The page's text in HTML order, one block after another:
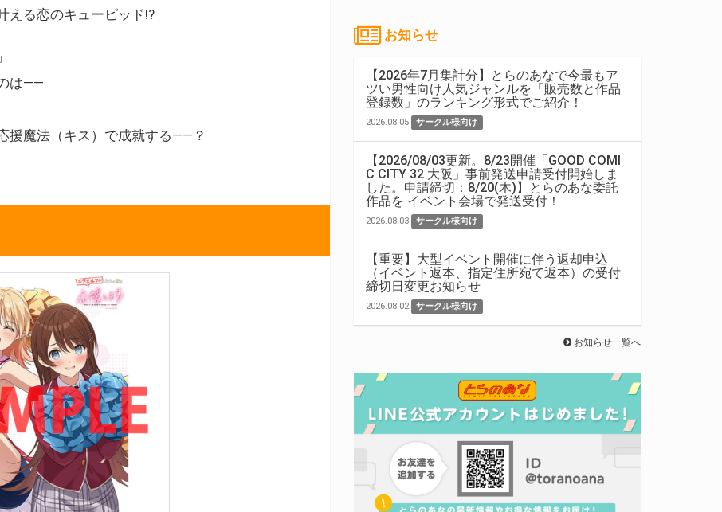
える恋のキューピッド!?
は――
援魔法（キス）で成就する――？
お知らせ
【2026年7月集計分】とらのあなで今最もア
ツい男性向け人気ジャンルを「販売数と作品
登録数」のランキング形式でご紹介！
2026.08.05 サークル様向け
【2026/08/03更新。8/23開催「GOOD COMI
C CITY 32 大阪」事前発送申請受付開始しま
した。申請締切：8/20(木)】とらのあな委託
作品を イベント会場で発送受付！
2026.08.03 サークル様向け
【重要】大型イベント開催に伴う返却申込
（イベント返本、指定住所宛て返本）の受付
締切日変更お知らせ
2026.08.02 サークル様向け
お知らせ一覧へ